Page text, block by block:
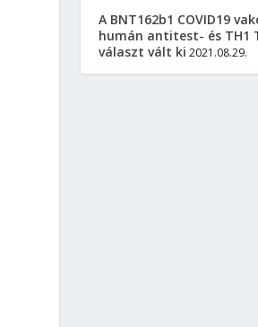
A BNT162b1 COVID19
humán antitest- és TH1
választ vált ki 2021.08.29.